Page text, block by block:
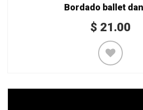
Bordado ballet
$ 21.00